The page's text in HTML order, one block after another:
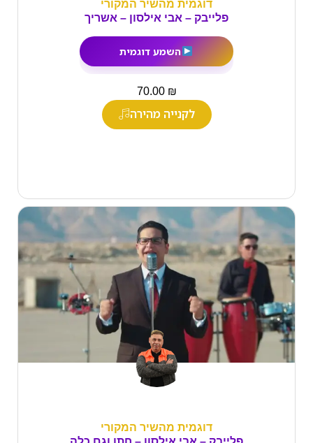
דוגמית מהשיר המקורי
פלייבק – אבי אילסון – אשריך
השמע דוגמית
70.00 ₪
לקנייה מהירה
דוגמית מהשיר המקורי